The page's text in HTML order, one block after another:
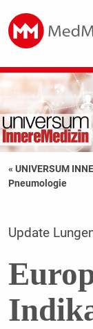
« UNIVERSUM
Pneumologie
Update